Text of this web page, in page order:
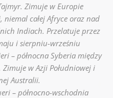
Zimuje w Europie
całej Afryce oraz nad
Indiach. Przelatuje przez
i sierpniu-wrześniu
– północna Syberia między
Zimuje w Azji Południowej i
Australii.
– północno-wschodnia